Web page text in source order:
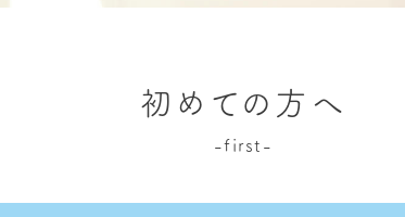
初めての方へ
-first-